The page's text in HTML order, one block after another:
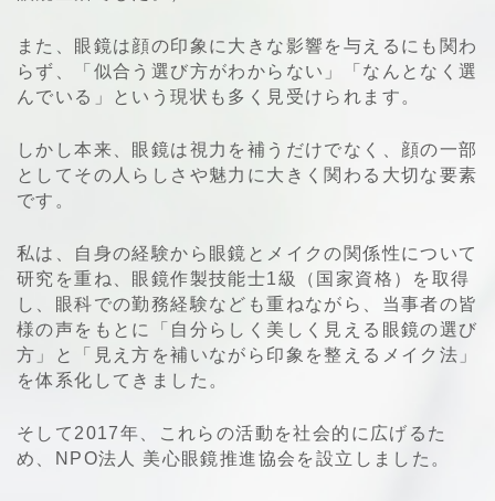
また、眼鏡は顔の印象に大きな影響を与えるにも関わ
らず、「似合う選び方がわからない」「なんとなく選
んでいる」という現状も多く見受けられます。
しかし本来、眼鏡は視力を補うだけでなく、顔の一部
としてその人らしさや魅力に大きく関わる大切な要素
です。
私は、自身の経験から眼鏡とメイクの関係性について
研究を重ね、眼鏡作製技能士1級（国家資格）を取得
し、眼科での勤務経験なども重ねながら、当事者の皆
様の声をもとに「自分らしく美しく見える眼鏡の選び
方」と「見え方を補いながら印象を整えるメイク法」
を体系化してきました。
そして2017年、これらの活動を社会的に広げるた
め、NPO法人 美心眼鏡推進協会を設立しました。